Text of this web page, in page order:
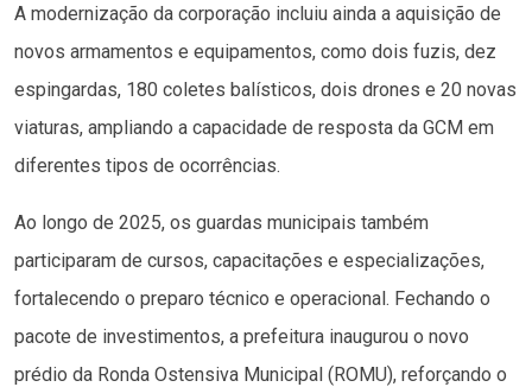
A modernização da corporação incluiu ainda a aquisição de
novos armamentos e equipamentos, como dois fuzis, dez
espingardas, 180 coletes balísticos, dois drones e 20 novas
viaturas, ampliando a capacidade de resposta da GCM em
diferentes tipos de ocorrências.
Ao longo de 2025, os guardas municipais também
participaram de cursos, capacitações e especializações,
fortalecendo o preparo técnico e operacional. Fechando o
pacote de investimentos, a prefeitura inaugurou o novo
prédio da Ronda Ostensiva Municipal (ROMU), reforçando o